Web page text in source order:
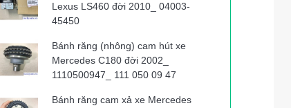
Lexus LS460 đời 2010_ 04003-
45450
Bánh răng (nhông) cam hút xe
Mercedes C180 đời 2002_
1110500947_ 111 050 09 47
Bánh răng cam xả xe Mercedes